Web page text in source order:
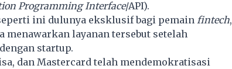
Programming Interface/API).
ini dulunya eksklusif bagi pemain fintech,
menawarkan layanan tersebut setelah
startup.
dan Mastercard telah mendemokratisasi